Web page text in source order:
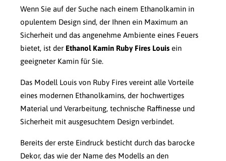
Wenn Sie auf der Suche nach einem Ethanolkamin in
opulentem Design sind, der Ihnen ein Maximum an
Sicherheit und das angenehme Ambiente eines Feuers
bietet, ist der Ethanol Kamin Ruby Fires Louis ein
geeigneter Kamin für Sie.
Das Modell Louis von Ruby Fires vereint alle Vorteile
eines modernen Ethanolkamins, der hochwertiges
Material und Verarbeitung, technische Raffinesse und
Sicherheit mit ausgesuchtem Design verbindet.
Bereits der erste Eindruck besticht durch das barocke
Dekor, das wie der Name des Modells an den